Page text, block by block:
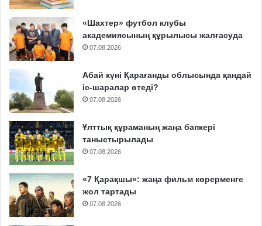
«Шахтер» футбол клубы
академиясының құрылысы жалғасуда
07.08.2026
Абай күні Қарағанды облысында қандай
іс-шаралар өтеді?
07.08.2026
Ұлттық құраманың жаңа бапкері
таныстырылады
07.08.2026
«7 Қарақшы»: жаңа фильм көрерменге
жол тартады
07.08.2026